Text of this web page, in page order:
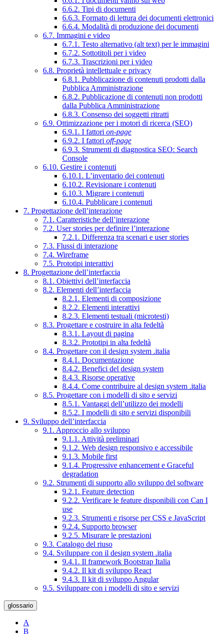
6.6.2. Tipi di documenti
6.6.3. Formato di lettura dei documenti elettronici
6.6.4. Modalità di produzione dei documenti
6.7. Immagini e video
6.7.1. Testo alternativo (alt text) per le immagini
6.7.2. Sottotitoli per i video
6.7.3. Trascrizioni per i video
6.8. Proprietà intellettuale e privacy
6.8.1. Pubblicazione di contenuti prodotti dalla
Pubblica Amministrazione
6.8.2. Pubblicazione di contenuti non prodotti
dalla Pubblica Amministrazione
6.8.3. Consenso dei soggetti ritratti
6.9. Ottimizzazione per i motori di ricerca (SEO)
6.9.1. I fattori on-page
6.9.2. I fattori off-page
6.9.3. Strumenti di diagnostica SEO: Search
Console
6.10. Gestire i contenuti
6.10.1. L’inventario dei contenuti
6.10.2. Revisionare i contenuti
6.10.3. Migrare i contenuti
6.10.4. Pubblicare i contenuti
7. Progettazione dell’interazione
7.1. Caratteristiche dell’interazione
7.2. User stories per definire l’interazione
7.2.1. Differenza tra scenari e user stories
7.3. Flussi di interazione
7.4. Wireframe
7.5. Prototipi interattivi
8. Progettazione dell’interfaccia
8.1. Obiettivi dell’interfaccia
8.2. Elementi dell’interfaccia
8.2.1. Elementi di composizione
8.2.2. Elementi interattivi
8.2.3. Elementi testuali (microtesti)
8.3. Progettare e costruire in alta fedeltà
8.3.1. Layout di pagina
8.3.2. Prototipi in alta fedeltà
8.4. Progettare con il design system .italia
8.4.1. Documentazione
8.4.2. Benefici del design system
8.4.3. Risorse operative
8.4.4. Come contribuire al design system .italia
8.5. Progettare con i modelli di sito e servizi
8.5.1. Vantaggi dell’utilizzo dei modelli
8.5.2. I modelli di sito e servizi disponibili
9. Sviluppo dell’interfaccia
9.1. Approccio allo sviluppo
9.1.1. Attività preliminari
9.1.2. Web design responsivo e accessibile
9.1.3. Mobile first
9.1.4. Progressive enhancement e Graceful
degradation
9.2. Strumenti di supporto allo sviluppo del software
9.2.1. Feature detection
9.2.2. Verificare le feature disponibili con Can I
use
9.2.3. Strumenti e risorse per CSS e JavaScript
9.2.4. Supporto browser
9.2.5. Misurare le prestazioni
9.3. Catalogo del riuso
9.4. Sviluppare con il design system .italia
9.4.1. Il framework Bootstrap Italia
9.4.2. Il kit di sviluppo React
9.4.3. Il kit di sviluppo Angular
9.5. Sviluppare con i modelli di sito e servizi
glossario
A
B